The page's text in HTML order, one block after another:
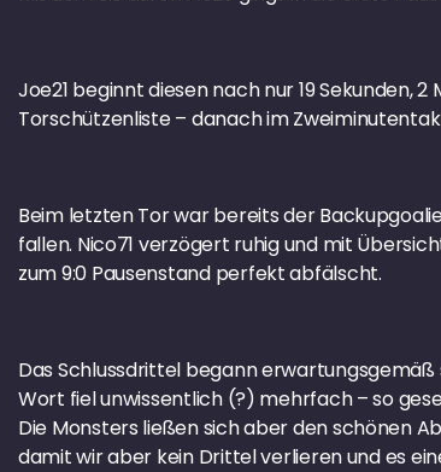
Joe21 beginnt diesen nach nur 19 Sekunden,
Torschützenliste – danach im
Beim letzten Tor war bereits der
fallen. Nico71 verzögert ruhig und mit
zum 9:0 Pausenstand perfekt abfälscht.
Das Schlussdrittel begann erwartungsgemäß
Wort fiel unwissentlich (?) mehrfach – so
Die Monsters ließen sich aber den schönen
damit wir aber kein Drittel verlieren und es